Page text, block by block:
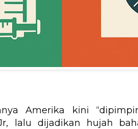
Amerika kini
lalu dijadikan hujah